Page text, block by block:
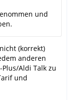
und
(korrekt)
anderen
Aldi Talk zu
und